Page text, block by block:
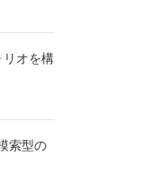
オを構
索型の